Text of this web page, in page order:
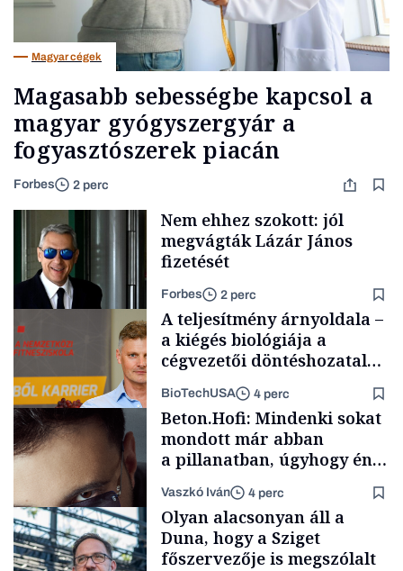
Magyar cégek
Magasabb sebességbe kapcsol a
magyar gyógyszergyár a
fogyasztószerek piacán
Forbes 2 perc
Politika
Nem ehhez szokott: jól
megvágták Lázár János
fizetését
Forbes 2 perc
Content Lab HUB
A teljesítmény árnyoldala –
a kiégés biológiája a
cégvezetői döntéshozatal
BioTechUSA 4 perc
Beton.Hofi: Mindenki sokat
mondott már abban
a pillanatban, úgyhogy én
a legsarkosabb
gondolataimat akartam
kimondani
Vaszkó Iván 4 perc
Olyan alacsonyan áll a
Duna, hogy a Sziget
főszervezője is megszólalt